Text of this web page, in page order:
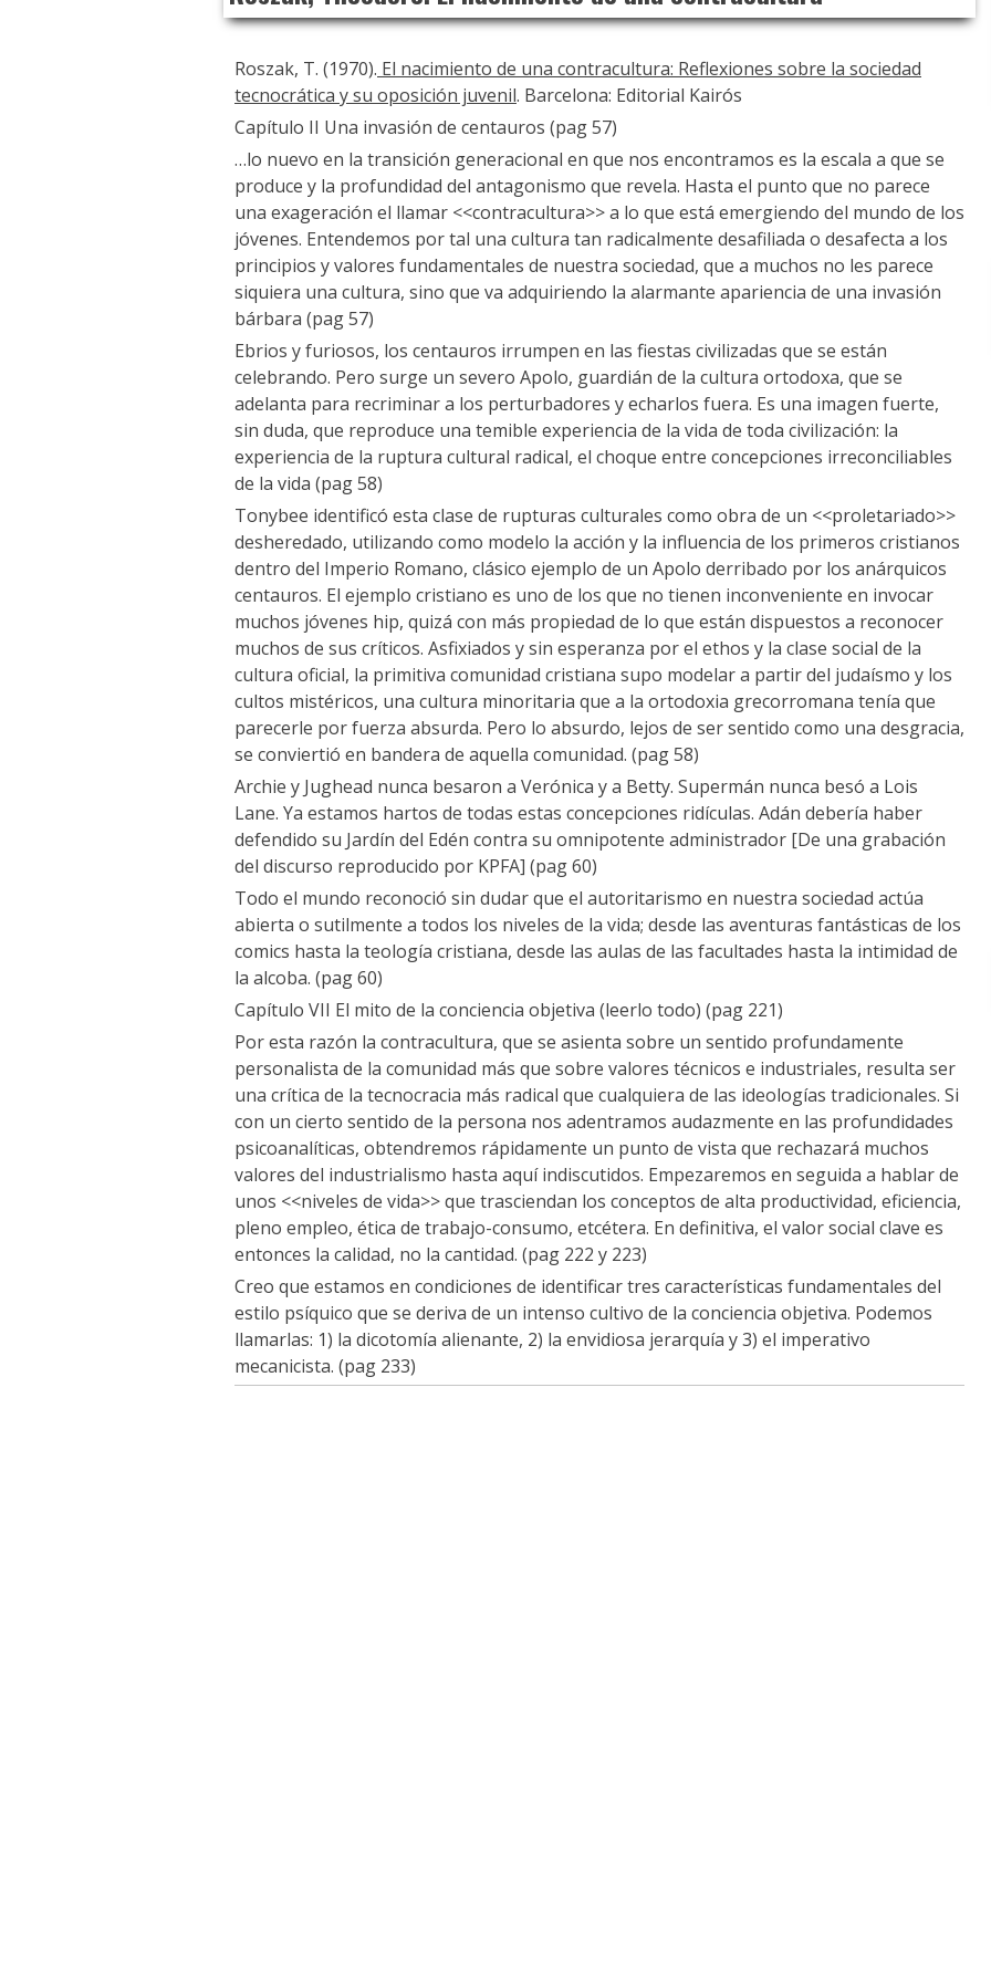
Roszak, T. (1970). El nacimiento de una contracultura: Reflexiones sobre la sociedad
tecnocrática y su oposición juvenil. Barcelona: Editorial Kairós
Capítulo II Una invasión de centauros (pag 57)
…lo nuevo en la transición generacional en que nos encontramos es la escala a que se
produce y la profundidad del antagonismo que revela. Hasta el punto que no parece
una exageración el llamar <<contracultura>> a lo que está emergiendo del mundo de los
jóvenes. Entendemos por tal una cultura tan radicalmente desafiliada o desafecta a los
principios y valores fundamentales de nuestra sociedad, que a muchos no les parece
siquiera una cultura, sino que va adquiriendo la alarmante apariencia de una invasión
bárbara (pag 57)
Ebrios y furiosos, los centauros irrumpen en las fiestas civilizadas que se están
celebrando. Pero surge un severo Apolo, guardián de la cultura ortodoxa, que se
adelanta para recriminar a los perturbadores y echarlos fuera. Es una imagen fuerte,
sin duda, que reproduce una temible experiencia de la vida de toda civilización: la
experiencia de la ruptura cultural radical, el choque entre concepciones irreconciliables
de la vida (pag 58)
Tonybee identificó esta clase de rupturas culturales como obra de un <<proletariado>>
desheredado, utilizando como modelo la acción y la influencia de los primeros cristianos
dentro del Imperio Romano, clásico ejemplo de un Apolo derribado por los anárquicos
centauros. El ejemplo cristiano es uno de los que no tienen inconveniente en invocar
muchos jóvenes hip, quizá con más propiedad de lo que están dispuestos a reconocer
muchos de sus críticos. Asfixiados y sin esperanza por el ethos y la clase social de la
cultura oficial, la primitiva comunidad cristiana supo modelar a partir del judaísmo y los
cultos mistéricos, una cultura minoritaria que a la ortodoxia grecorromana tenía que
parecerle por fuerza absurda. Pero lo absurdo, lejos de ser sentido como una desgracia,
se conviertió en bandera de aquella comunidad. (pag 58)
Archie y Jughead nunca besaron a Verónica y a Betty. Supermán nunca besó a Lois
Lane. Ya estamos hartos de todas estas concepciones ridículas. Adán debería haber
defendido su Jardín del Edén contra su omnipotente administrador [De una grabación
del discurso reproducido por KPFA] (pag 60)
Todo el mundo reconoció sin dudar que el autoritarismo en nuestra sociedad actúa
abierta o sutilmente a todos los niveles de la vida; desde las aventuras fantásticas de los
comics hasta la teología cristiana, desde las aulas de las facultades hasta la intimidad de
la alcoba. (pag 60)
Capítulo VII El mito de la conciencia objetiva (leerlo todo) (pag 221)
Por esta razón la contracultura, que se asienta sobre un sentido profundamente
personalista de la comunidad más que sobre valores técnicos e industriales, resulta ser
una crítica de la tecnocracia más radical que cualquiera de las ideologías tradicionales. Si
con un cierto sentido de la persona nos adentramos audazmente en las profundidades
psicoanalíticas, obtendremos rápidamente un punto de vista que rechazará muchos
valores del industrialismo hasta aquí indiscutidos. Empezaremos en seguida a hablar de
unos <<niveles de vida>> que trasciendan los conceptos de alta productividad, eficiencia,
pleno empleo, ética de trabajo-consumo, etcétera. En definitiva, el valor social clave es
entonces la calidad, no la cantidad. (pag 222 y 223)
Creo que estamos en condiciones de identificar tres características fundamentales del
estilo psíquico que se deriva de un intenso cultivo de la conciencia objetiva. Podemos
llamarlas: 1) la dicotomía alienante, 2) la envidiosa jerarquía y 3) el imperativo
mecanicista. (pag 233)